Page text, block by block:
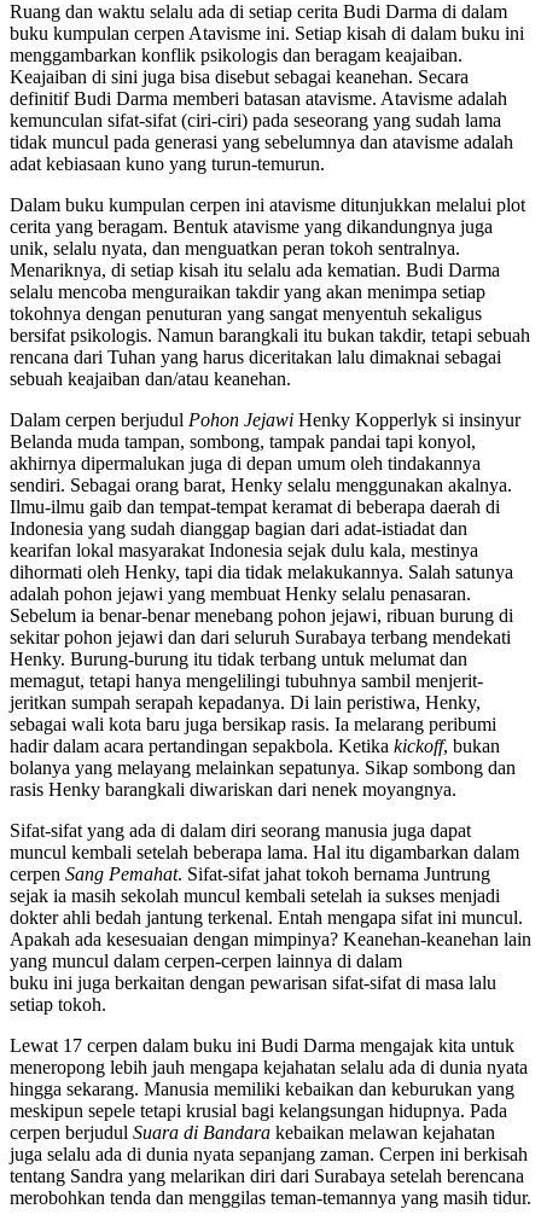
Ruang dan waktu selalu ada di setiap cerita Budi Darma di dalam
buku kumpulan cerpen Atavisme ini. Setiap kisah di dalam buku ini
menggambarkan konflik psikologis dan beragam keajaiban.
Keajaiban di sini juga bisa disebut sebagai keanehan. Secara
definitif Budi Darma memberi batasan atavisme. Atavisme adalah
kemunculan sifat-sifat (ciri-ciri) pada seseorang yang sudah lama
tidak muncul pada generasi yang sebelumnya dan atavisme adalah
adat kebiasaan kuno yang turun-temurun.
Dalam buku kumpulan cerpen ini atavisme ditunjukkan melalui plot
cerita yang beragam. Bentuk atavisme yang dikandungnya juga
unik, selalu nyata, dan menguatkan peran tokoh sentralnya.
Menariknya, di setiap kisah itu selalu ada kematian. Budi Darma
selalu mencoba menguraikan takdir yang akan menimpa setiap
tokohnya dengan penuturan yang sangat menyentuh sekaligus
bersifat psikologis. Namun barangkali itu bukan takdir, tetapi sebuah
rencana dari Tuhan yang harus diceritakan lalu dimaknai sebagai
sebuah keajaiban dan/atau keanehan.
Dalam cerpen berjudul Pohon Jejawi Henky Kopperlyk si insinyur
Belanda muda tampan, sombong, tampak pandai tapi konyol,
akhirnya dipermalukan juga di depan umum oleh tindakannya
sendiri. Sebagai orang barat, Henky selalu menggunakan akalnya.
Ilmu-ilmu gaib dan tempat-tempat keramat di beberapa daerah di
Indonesia yang sudah dianggap bagian dari adat-istiadat dan
kearifan lokal masyarakat Indonesia sejak dulu kala, mestinya
dihormati oleh Henky, tapi dia tidak melakukannya. Salah satunya
adalah pohon jejawi yang membuat Henky selalu penasaran.
Sebelum ia benar-benar menebang pohon jejawi, ribuan burung di
sekitar pohon jejawi dan dari seluruh Surabaya terbang mendekati
Henky. Burung-burung itu tidak terbang untuk melumat dan
memagut, tetapi hanya mengelilingi tubuhnya sambil menjerit-
jeritkan sumpah serapah kepadanya. Di lain peristiwa, Henky,
sebagai wali kota baru juga bersikap rasis. Ia melarang peribumi
hadir dalam acara pertandingan sepakbola. Ketika kickoff, bukan
bolanya yang melayang melainkan sepatunya. Sikap sombong dan
rasis Henky barangkali diwariskan dari nenek moyangnya.
Sifat-sifat yang ada di dalam diri seorang manusia juga dapat
muncul kembali setelah beberapa lama. Hal itu digambarkan dalam
cerpen Sang Pemahat. Sifat-sifat jahat tokoh bernama Juntrung
sejak ia masih sekolah muncul kembali setelah ia sukses menjadi
dokter ahli bedah jantung terkenal. Entah mengapa sifat ini muncul.
Apakah ada kesesuaian dengan mimpinya? Keanehan-keanehan lain
yang muncul dalam cerpen-cerpen lainnya di dalam
buku ini juga berkaitan dengan pewarisan sifat-sifat di masa lalu
setiap tokoh.
Lewat 17 cerpen dalam buku ini Budi Darma mengajak kita untuk
meneropong lebih jauh mengapa kejahatan selalu ada di dunia nyata
hingga sekarang. Manusia memiliki kebaikan dan keburukan yang
meskipun sepele tetapi krusial bagi kelangsungan hidupnya. Pada
cerpen berjudul Suara di Bandara kebaikan melawan kejahatan
juga selalu ada di dunia nyata sepanjang zaman. Cerpen ini berkisah
tentang Sandra yang melarikan diri dari Surabaya setelah berencana
merobohkan tenda dan menggilas teman-temannya yang masih tidur.